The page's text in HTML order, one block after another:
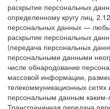
раскрытие персональных
определенному кругу лиц.
персональных данных —
раскрытие персональных
(передача персональных
персональными данными
числе обнародование
массовой информации,
телекоммуникационных сетях
персональным данным
Трансграничная передача